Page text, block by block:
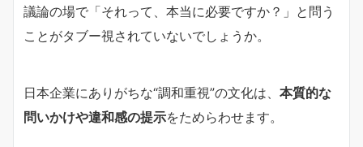
議論の場で「それって、本当に必要ですか？」と問う
ことがタブー視されていないでしょうか。
日本企業にありがちな“調和重視”の文化は、 本質的な
問いかけや違和感の提示をためらわせます。